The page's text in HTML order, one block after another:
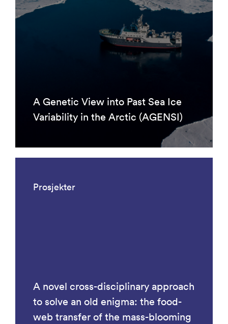
A Genetic View into Past Sea Ice
Variability in the Arctic (AGENSI)
Prosjekter
A novel cross-disciplinary approach
to solve an old enigma: the food-
web transfer of the mass-blooming